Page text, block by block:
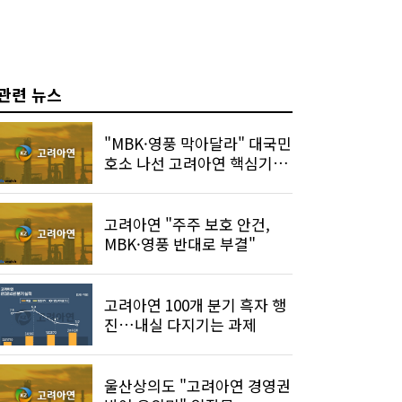
련 뉴스
"MBK·영풍 막아달라" 대국민
호소 나선 고려아연 핵심기술
고려아연 "주주 보호 안건,
MBK·영풍 반대로 부결"
고려아연 100개 분기 흑자 행
진…내실 다지기는 과제
울산상의도 "고려아연 경영권